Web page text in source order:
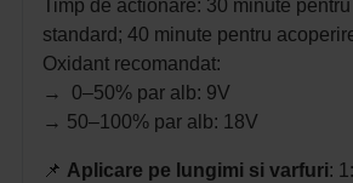
Timp de actionare: 30 minute
standard; 40 minute pentru
Oxidant recomandat:
→ 0–50% par alb: 9V
→ 50–100% par alb: 18V
📌 Aplicare pe lungimi si varfuri: